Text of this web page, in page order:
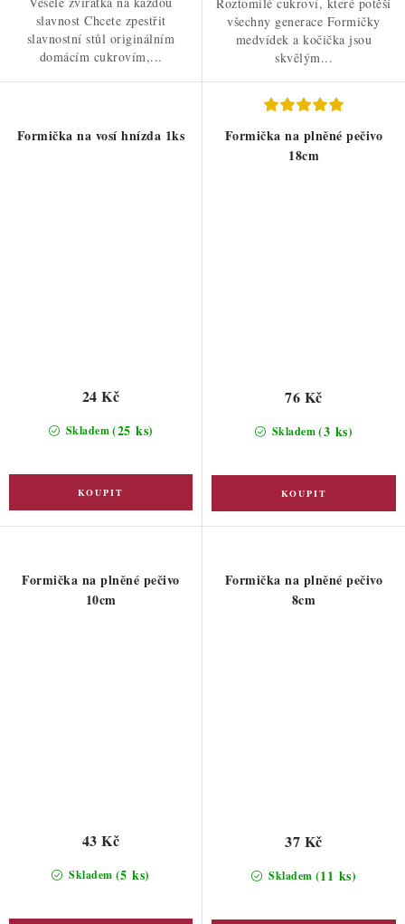
slavnost Chcete zpestřit
slavnostní stůl originálním
domácím cukrovím,...
všechny generace Formičky
medvídek a kočička jsou
skvělým...
Formička na vosí hnízda 1ks
Skladem(25 ks)
24 Kč
Formička na plněné pečivo
18cm
Skladem(3 ks)
76 Kč
Formička na plněné pečivo
10cm
Skladem (5 ks)
43 Kč
Formička na plněné pečivo
8cm
Skladem (11 ks)
37 Kč